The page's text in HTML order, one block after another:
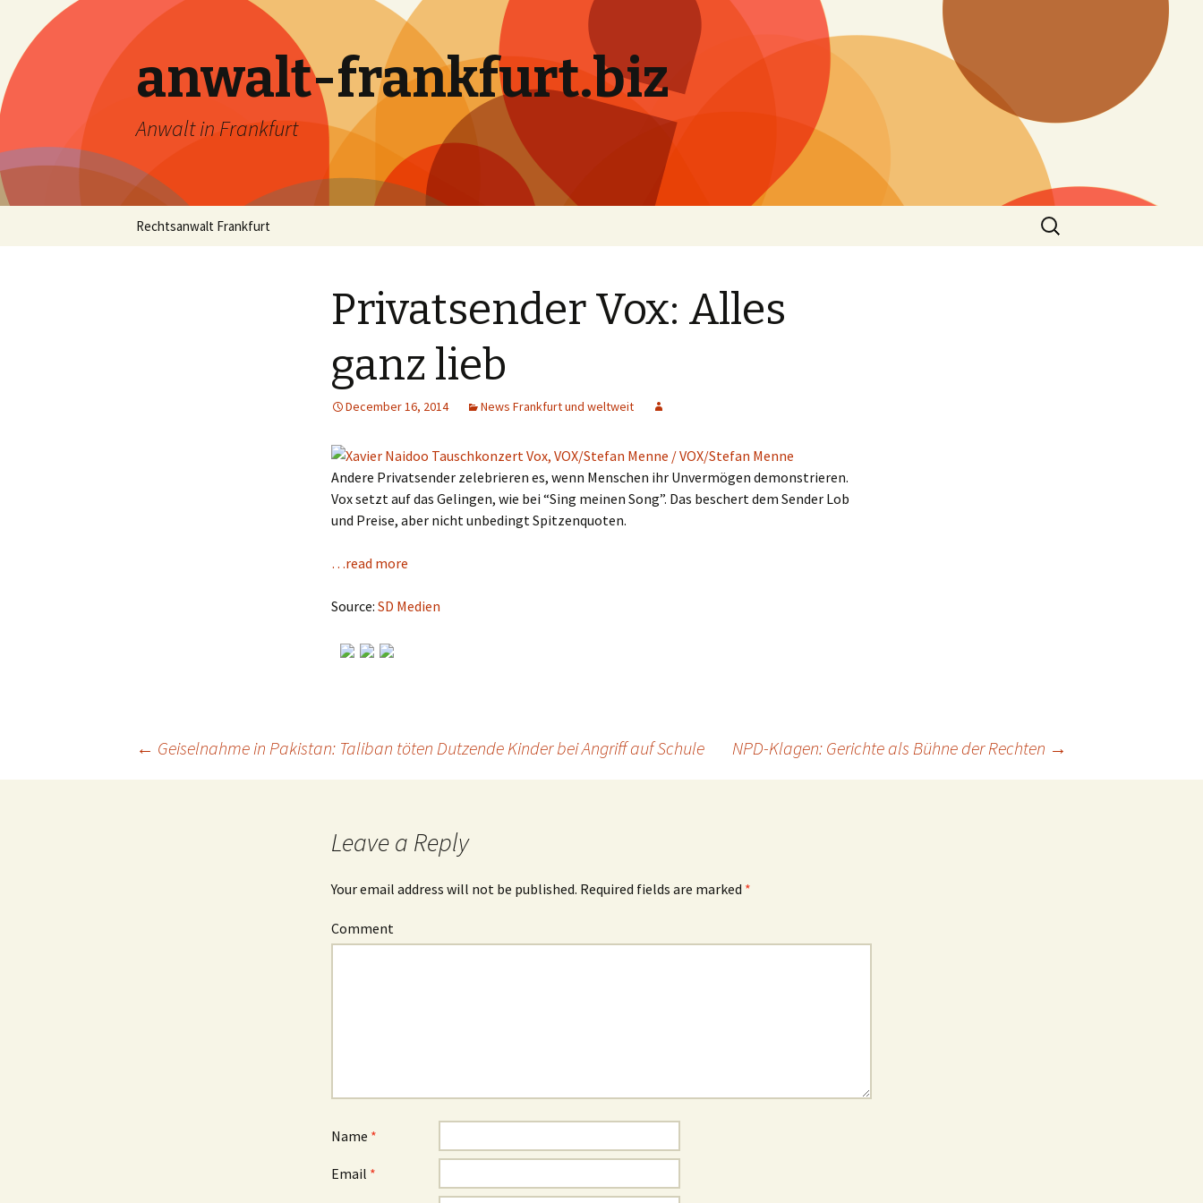
anwalt-frankfurt.biz
Anwalt in Frankfurt
Skip
Rechtsanwalt Frankfurt
Search
for:
Privatsender Vox: Alles
ganz lieb
December 16, 2014 News Frankfurt und weltweit
Andere Privatsender zelebrieren es, wenn Menschen ihr Unvermögen demonstrieren.
Vox setzt auf das Gelingen, wie bei “Sing meinen Song”. Das beschert dem Sender Lob
und Preise, aber nicht unbedingt Spitzenquoten.
…read more
Source: SD Medien
Post
← Geiselnahme in Pakistan: Taliban töten Dutzende Kinder bei Angriff auf Schule NPD-Klagen: Gerichte als Bühne der Rechten →
Leave a Reply
Your email address will not be published. Required fields are marked *
Comment
Name *
Email *